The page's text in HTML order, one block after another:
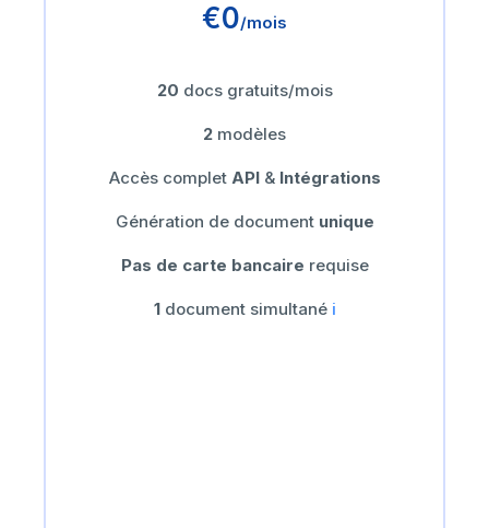
€0/mois
20 docs gratuits/mois
2 modèles
Accès complet API& Intégrations
Génération de document unique
Pas de carte bancaire requise
1document simultané ℹ️